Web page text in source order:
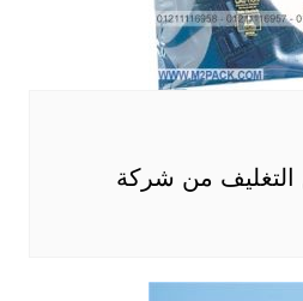
التغليف من شركة